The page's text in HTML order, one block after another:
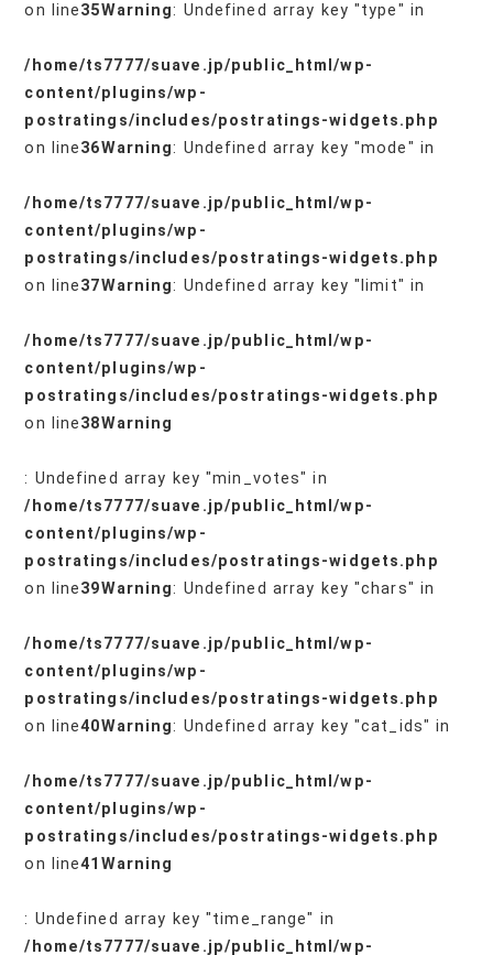
on line35Warning: Undefined array key "type" in
/home/ts7777/suave.jp/public_html/wp-
content/plugins/wp-
postratings/includes/postratings-widgets.php
on line36Warning: Undefined array key "mode" in
/home/ts7777/suave.jp/public_html/wp-
content/plugins/wp-
postratings/includes/postratings-widgets.php
on line37Warning: Undefined array key "limit" in
/home/ts7777/suave.jp/public_html/wp-
content/plugins/wp-
postratings/includes/postratings-widgets.php
on line38Warning
: Undefined array key "min_votes" in
/home/ts7777/suave.jp/public_html/wp-
content/plugins/wp-
postratings/includes/postratings-widgets.php
on line39Warning: Undefined array key "chars" in
/home/ts7777/suave.jp/public_html/wp-
content/plugins/wp-
postratings/includes/postratings-widgets.php
on line40Warning: Undefined array key "cat_ids" in
/home/ts7777/suave.jp/public_html/wp-
content/plugins/wp-
postratings/includes/postratings-widgets.php
on line41 Warning
: Undefined array key "time_range" in
/home/ts7777/suave.jp/public_html/wp-